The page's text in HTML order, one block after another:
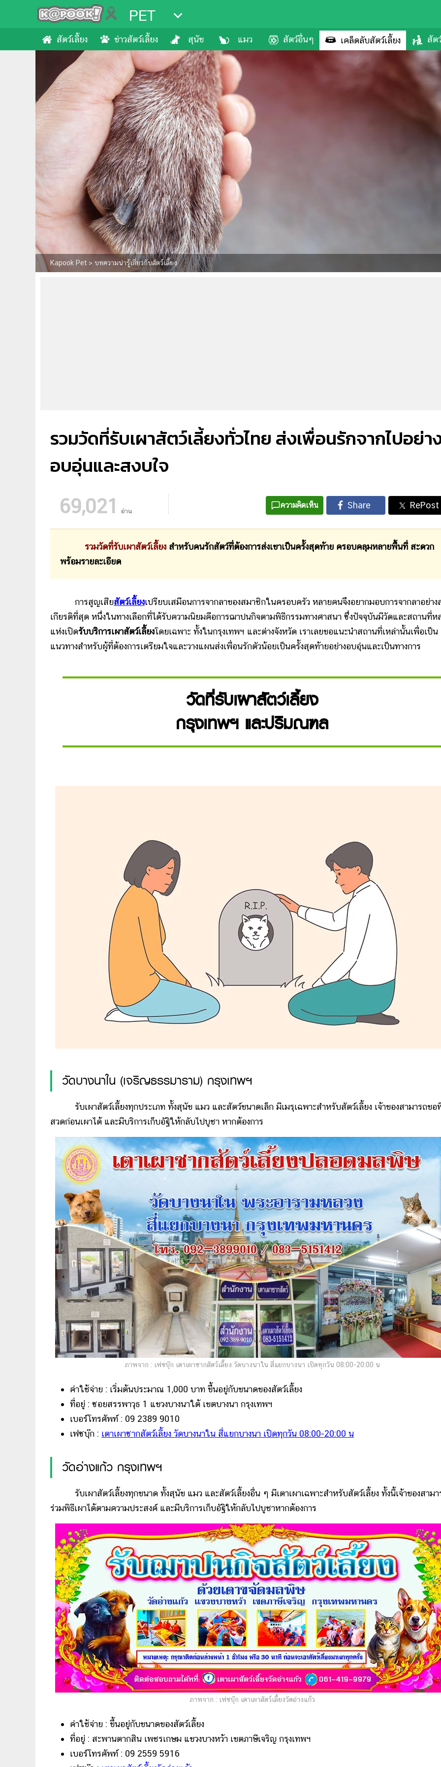
PET
สัตว์เลี้ยง ข่าวสัตว์เลี้ยง สุนัข แมว สัตว์อื่นๆ เคล็ดลับสัตว์เลี้ยง สัต
Kapook Pet > บทความน่ารู้เกี่ยวกับสัตว์เลี้ยง
รวมวัดที่รับเผาสัตว์เลี้ยงทั่วไทย ส่งเพื่อนรักจากไปอย่า
อบอุ่นและสงบใจ
69,021 อ่าน
ความคิดเห็น
รวมวัดที่รับเผาสัตว์เลี้ยง สำหรับคนรักสัตว์ที่ต้องการส่งเขาเป็นครั้งสุดท้าย ครอบคลุมหลายพื้นที่ สะดวก
พร้อมรายละเอียด
การสูญเสียสัตว์เลี้ยงเปรียบเสมือนการจากลาของสมาชิกในครอบครัว หลายคนจึงอยากมอบการจากลาอย่าง
เกียรติที่สุด หนึ่งในทางเลือกที่ได้รับความนิยมคือการฌาปนกิจตามพิธีกรรมทางศาสนา ซึ่งปัจจุบันมีวัดและสถานที่ห
แห่งเปิดรับบริการเผาสัตว์เลี้ยงโดยเฉพาะ ทั้งในกรุงเทพฯ และต่างจังหวัด เราเลยขอแนะนำสถานที่เหล่านั้นเพื่อเป็น
แนวทางสำหรับผู้ที่ต้องการเตรียมใจและวางแผนส่งเพื่อนรักตัวน้อยเป็นครั้งสุดท้ายอย่างอบอุ่นและเป็นทางการ
วัดที่รับเผาสัตว์เลี้ยง
กรุงเทพฯ และปริมณฑล
วัดบางนาใน (เจริญธรรมาราม) กรุงเทพฯ
รับเผาสัตว์เลี้ยงทุกประเภท ทั้งสุนัข แมว และสัตว์ขนาดเล็ก มีเมรุเฉพาะสำหรับสัตว์เลี้ยง เจ้าของสามารถขอ
สวดก่อนเผาได้ และมีบริการเก็บอัฐิให้กลับไปบูชา หากต้องการ
ภาพจาก : เฟซบุ๊ก เตาเผาซากสัตว์เลี้ยง วัดบางนาใน สี่แยกบางนา เปิดทุกวัน 08:00-20:00 น
ค่าใช้จ่าย : เริ่มต้นประมาณ 1,000 บาท ขึ้นอยู่กับขนาดของสัตว์เลี้ยง
ที่อยู่ : ซอยสรรพาวุธ 1 แขวงบางนาใต้ เขตบางนา กรุงเทพฯ
เบอร์โทรศัพท์ : 09 2389 9010
เฟซบุ๊ก : เตาเผาซากสัตว์เลี้ยง วัดบางนาใน สี่แยกบางนา เปิดทุกวัน 08:00-20:00 น
วัดอ่างแก้ว กรุงเทพฯ
รับเผาสัตว์เลี้ยงทุกขนาด ทั้งสุนัข แมว และสัตว์เลี้ยงอื่น ๆ มีเตาเผาเฉพาะสำหรับสัตว์เลี้ยง ทั้งนี้เจ้าของสามา
ร่วมพิธีเผาได้ตามความประสงค์ และมีบริการเก็บอัฐิให้กลับไปบูชาหากต้องการ
ภาพจาก : เฟซบุ๊ก เตาเผาสัตว์เลี้ยงวัดอ่างแก้ว
ค่าใช้จ่าย : ขึ้นอยู่กับขนาดของสัตว์เลี้ยง
ที่อยู่ : สะพานตากสิน เพชรเกษม แขวงบางหว้า เขตภาษีเจริญ กรุงเทพฯ
เบอร์โทรศัพท์ : 09 2559 5916